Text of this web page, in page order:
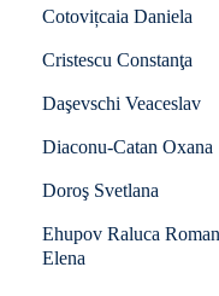
Cotovițcaia Daniela
Cristescu Constanţa
Daşevschi Veaceslav
Diaconu-Catan Oxana
Doroş Svetlana
Ehupov Raluca
Elena